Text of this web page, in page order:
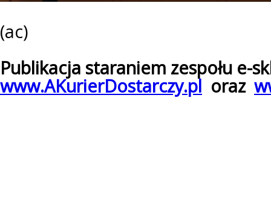
(ac)
Publikacja staraniem zespołu e-
www.AKurierDostarczy.pl oraz